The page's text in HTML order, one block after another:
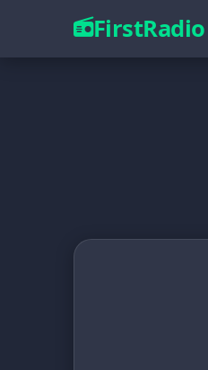
FirstRadio